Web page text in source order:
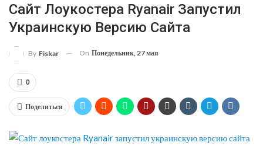
Сайт Лоукостера Ryanair Запустил
Украинскую Версию Сайта
By Fiskar On Понедельник, 27 мая
0
Поделиться